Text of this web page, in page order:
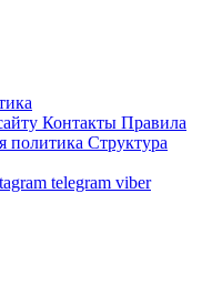
Контакты Правила
политика Структура
telegram viber